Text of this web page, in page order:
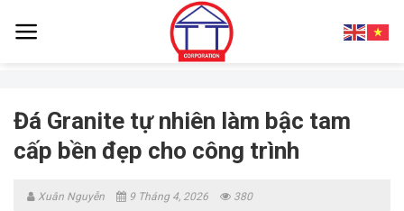
Đá Granite tự nhiên làm bậc tam
cấp bền đẹp cho công trình
Xuân Nguyễn 9 Tháng 4, 2026 380